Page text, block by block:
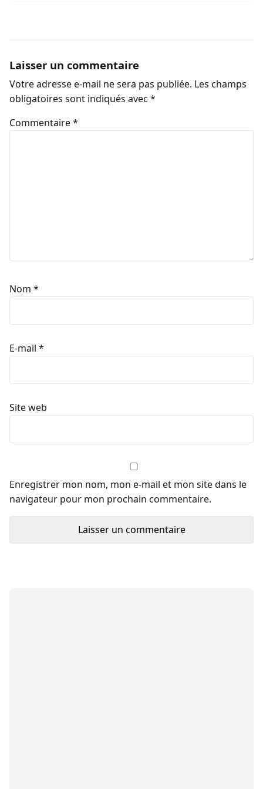
Laisser un commentaire
Votre adresse e-mail ne sera pas publiée. Les champs
obligatoires sont indiqués avec *
Commentaire*
Nom *
E-mail *
Site web
Enregistrer mon nom, mon e-mail et mon site dans le
navigateur pour mon prochain commentaire.